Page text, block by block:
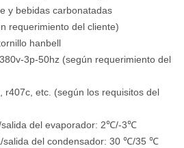
y bebidas carbonatadas
requerimiento del cliente)
hanbell
3p-50hz (según requerimiento del
r407c, etc. (según los requisitos del
del evaporador: 2℃/-3℃
del condensador: 30 ℃/35 ℃